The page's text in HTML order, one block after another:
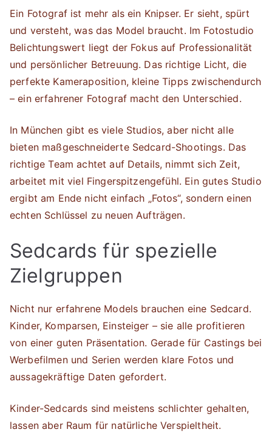
Ein Fotograf ist mehr als ein Knipser. Er sieht, spürt
und versteht, was das Model braucht. Im Fotostudio
Belichtungswert liegt der Fokus auf Professionalität
und persönlicher Betreuung. Das richtige Licht, die
perfekte Kameraposition, kleine Tipps zwischendurch
– ein erfahrener Fotograf macht den Unterschied.
In München gibt es viele Studios, aber nicht alle
bieten maßgeschneiderte Sedcard-Shootings. Das
richtige Team achtet auf Details, nimmt sich Zeit,
arbeitet mit viel Fingerspitzengefühl. Ein gutes Studio
ergibt am Ende nicht einfach „Fotos“, sondern einen
echten Schlüssel zu neuen Aufträgen.
Sedcards für spezielle
Zielgruppen
Nicht nur erfahrene Models brauchen eine Sedcard.
Kinder, Komparsen, Einsteiger – sie alle profitieren
von einer guten Präsentation. Gerade für Castings bei
Werbefilmen und Serien werden klare Fotos und
aussagekräftige Daten gefordert.
Kinder-Sedcards sind meistens schlichter gehalten,
lassen aber Raum für natürliche Verspieltheit.